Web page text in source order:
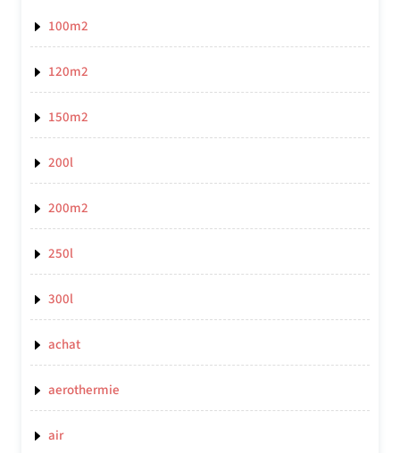
100m2
120m2
150m2
200l
200m2
250l
300l
achat
aerothermie
air